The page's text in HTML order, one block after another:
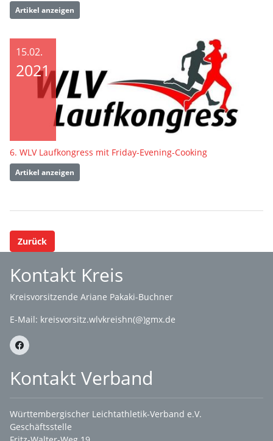
Artikel anzeigen
15.02.
2021
6. WLV Laufkongress mit Friday-Evening-Cooking
Artikel anzeigen
Zurück
Kontakt Kreis
Kreisvorsitzende Ariane Pakaki-Buchner
E-Mail: kreisvorsitz.wlvkreishn(@)gmx.de
Kontakt Verband
Württembergischer Leichtathletik-Verband e.V.
Geschäftsstelle